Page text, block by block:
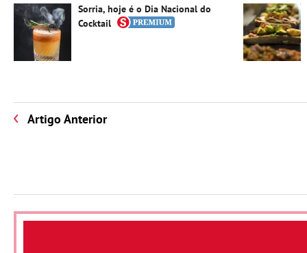
Sorria, hoje é o Dia Nacional do
Cocktail
Artigo Anterior